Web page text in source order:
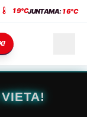
LT-96143 Gargždai
19°CJUNTAMA: 16°C